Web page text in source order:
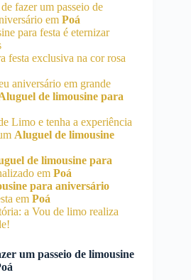
fazer um passeio de
em Poá
para festa é eternizar
festa exclusiva na cor rosa
aniversário em grande
de limousine para
Limo e tenha a experiência
Aluguel de limousine
de limousine para
em Poá
para aniversário
em Poá
a Vou de limo realiza
um passeio de limousine